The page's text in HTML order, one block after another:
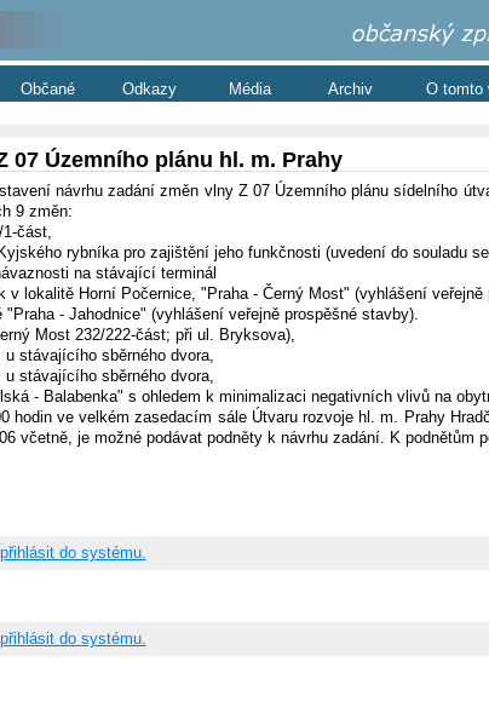
Občané Odkazy Média Archiv O tomto
07 Územního plánu hl. m. Prahy
návrhu zadání změn vlny Z 07 Územního plánu sídelního
9 změn:
část,
rybníka pro zajištění jeho funkčnosti (uvedení do souladu
na stávající terminál
lokalitě Horní Počernice, "Praha - Černý Most" (vyhlášení veřejně
- Jahodnice" (vyhlášení veřejně prospěšné stavby).
Most 232/222-část; při ul. Bryksova),
stávajícího sběrného dvora,
stávajícího sběrného dvora,
- Balabenka" s ohledem k minimalizaci negativních vlivů na
hodin ve velkém zasedacím sále Útvaru rozvoje hl. m. Prahy
včetně, je možné podávat podněty k návrhu zadání. K podnětům
přihlásit do systému.
přihlásit do systému.